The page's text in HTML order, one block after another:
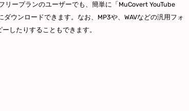
リープランのユーザーでも、簡単に「MuCovert YouTube
ウンロードできます。なお、MP3や、WAVなどの汎用フォ
したりすることもできます。